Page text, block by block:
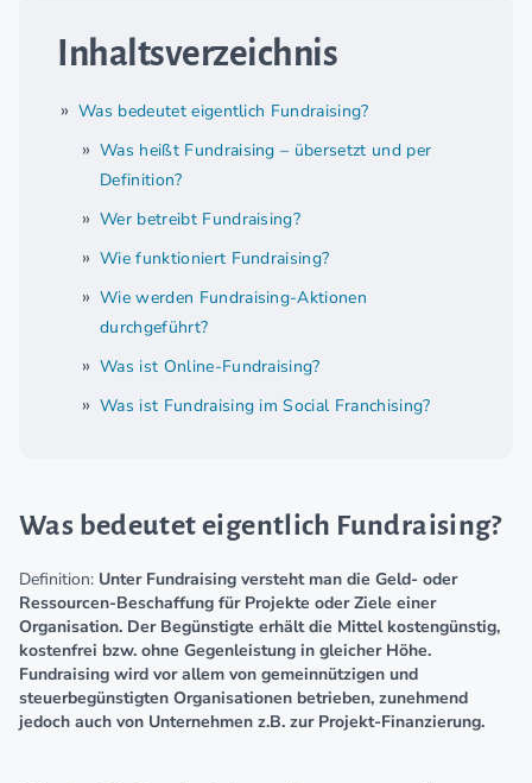
Inhaltsverzeichnis
Was bedeutet eigentlich Fundraising?
Was heißt Fundraising – übersetzt und per
Definition?
Wer betreibt Fundraising?
Wie funktioniert Fundraising?
Wie werden Fundraising-Aktionen
durchgeführt?
Was ist Online-Fundraising?
Was ist Fundraising im Social Franchising?
Was bedeutet eigentlich Fundraising?
Definition: Unter Fundraising versteht man die Geld- oder
Ressourcen-Beschaffung für Projekte oder Ziele einer
Organisation. Der Begünstigte erhält die Mittel kostengünstig,
kostenfrei bzw. ohne Gegenleistung in gleicher Höhe.
Fundraising wird vor allem von gemeinnützigen und
steuerbegünstigten Organisationen betrieben, zunehmend
jedoch auch von Unternehmen z.B. zur Projekt-Finanzierung.